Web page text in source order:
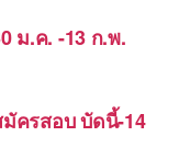
ม.ค. -13 ก.พ.
มัครสอบ บัดนี้-14